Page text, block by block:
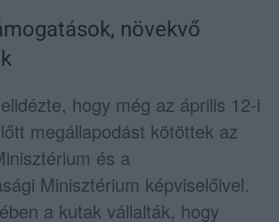
növekvő
hogy még az április 12-i
megállapodást kötöttek az
és a
Minisztérium képviselőivel.
a kutak vállalták, hogy